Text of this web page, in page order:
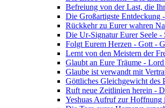
Befreiung von der Last, die
Die Großartigste Entdeckung
Rückkehr zu Eurer wahren
Die Ur-Signatur Eurer Seele
Folgt Eurem Herzen - Gott -
Lernt von den Meistern der
Glaubt an Eure Träume -
Glaube ist verwandt mit
Göttliches Gleichgewicht des
Ruft neue Zeitlinien herein -
Yeshuas Aufruf zur Hoffnung